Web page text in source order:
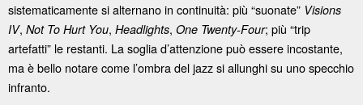
sistematicamente si alternano in continuità: più “suonate” Visions
IV, Not To Hurt You, Headlights, One Twenty-Four; più “trip
artefatti” le restanti. La soglia d’attenzione può essere incostante,
ma è bello notare come l’ombra del jazz si allunghi su uno specchio
infranto.